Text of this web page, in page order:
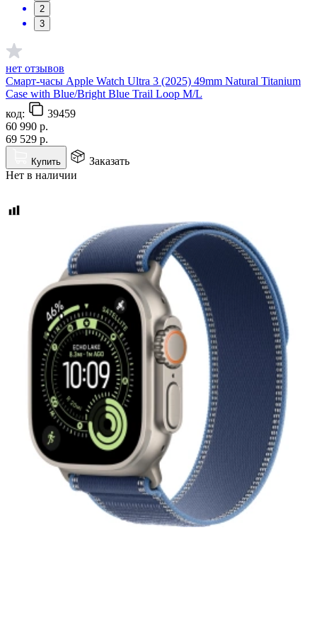
2
3
нет отзывов
Смарт-часы Apple Watch Ultra 3 (2025) 49mm Natural Titanium
Case with Blue/Bright Blue Trail Loop M/L
код:
39459
60 990 р.
69 529 р.
Купить
Заказать
Нет в наличии